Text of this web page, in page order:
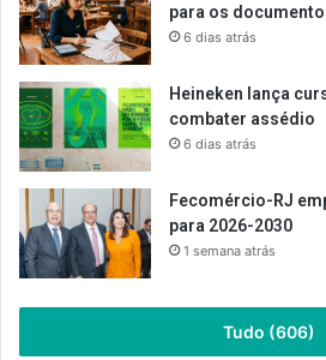
para os
6 dias atrás
Heineken lança
combater assédio
6 dias atrás
Fecomércio-RJ
para 2026-2030
1 semana atrás
Tudo (606)